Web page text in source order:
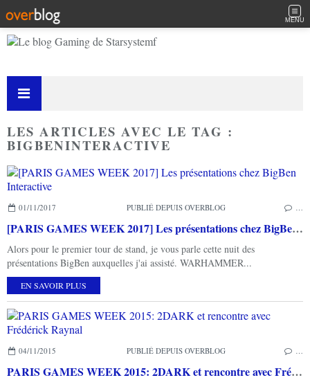
MENU
LES ARTICLES AVEC LE TAG :
BIGBENINTERACTIVE
01/11/2017 PUBLIÉ DEPUIS OVERBLOG
[PARIS GAMES WEEK 2017] Les présentations chez BigBen Interactive
Alors pour le premier tour de stand, je vous parle cette nuit des
présentations BigBen auxquelles j'ai assisté. WARHAMMER...
EN SAVOIR PLUS
04/11/2015 PUBLIÉ DEPUIS OVERBLOG
PARIS GAMES WEEK 2015: 2DARK et rencontre avec Frédérick Raynal